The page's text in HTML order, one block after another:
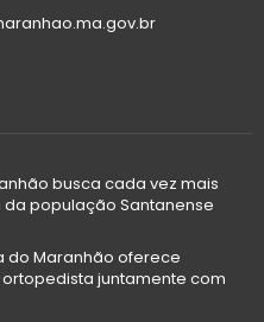
busca cada vez mais
população Santanense
do Maranhão oferece
juntamente com